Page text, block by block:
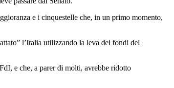
e i cinquestelle che, in un primo momento,
l’Italia utilizzando la leva dei fondi del
e che, a parer di molti, avrebbe ridotto